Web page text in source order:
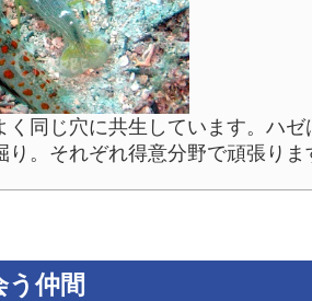
く同じ穴に共生しています。ハ
り。それぞれ得意分野で頑張りま
仲間